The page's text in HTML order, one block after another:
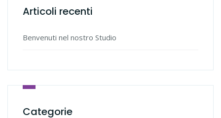
Articoli recenti
Benvenuti nel nostro Studio
Categorie